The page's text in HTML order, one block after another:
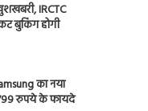
IRCTC
बुकिंग होगी
का नया
रुपये के फायदे